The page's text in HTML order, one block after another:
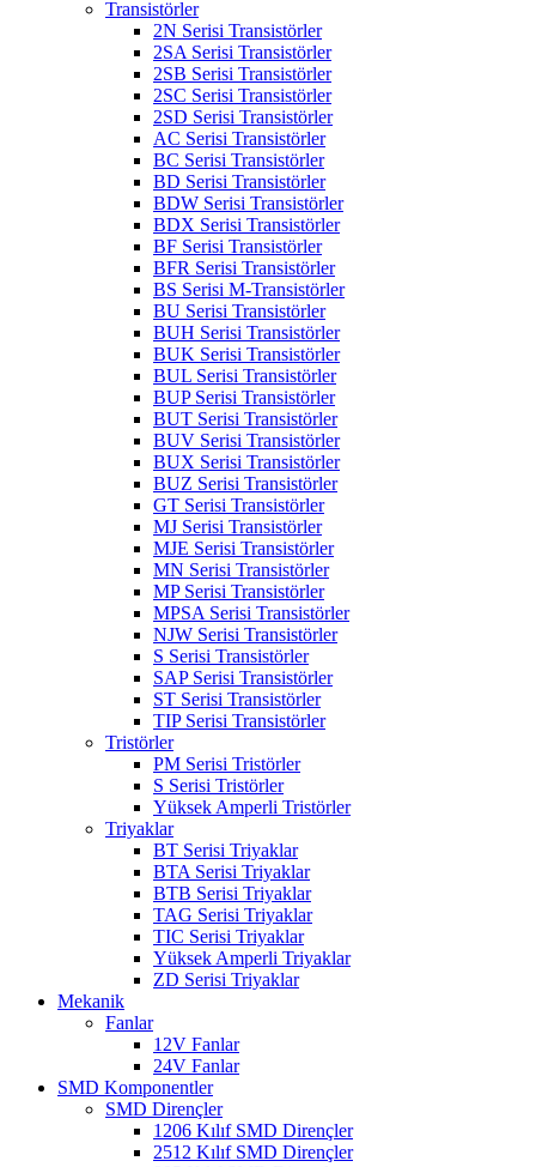
Transistörler
2N Serisi Transistörler
2SA Serisi Transistörler
2SB Serisi Transistörler
2SC Serisi Transistörler
2SD Serisi Transistörler
AC Serisi Transistörler
BC Serisi Transistörler
BD Serisi Transistörler
BDW Serisi Transistörler
BDX Serisi Transistörler
BF Serisi Transistörler
BFR Serisi Transistörler
BS Serisi M-Transistörler
BU Serisi Transistörler
BUH Serisi Transistörler
BUK Serisi Transistörler
BUL Serisi Transistörler
BUP Serisi Transistörler
BUT Serisi Transistörler
BUV Serisi Transistörler
BUX Serisi Transistörler
BUZ Serisi Transistörler
GT Serisi Transistörler
MJ Serisi Transistörler
MJE Serisi Transistörler
MN Serisi Transistörler
MP Serisi Transistörler
MPSA Serisi Transistörler
NJW Serisi Transistörler
S Serisi Transistörler
SAP Serisi Transistörler
ST Serisi Transistörler
TIP Serisi Transistörler
Tristörler
PM Serisi Tristörler
S Serisi Tristörler
Yüksek Amperli Tristörler
Triyaklar
BT Serisi Triyaklar
BTA Serisi Triyaklar
BTB Serisi Triyaklar
TAG Serisi Triyaklar
TIC Serisi Triyaklar
Yüksek Amperli Triyaklar
ZD Serisi Triyaklar
Mekanik
Fanlar
12V Fanlar
24V Fanlar
SMD Komponentler
SMD Dirençler
1206 Kılıf SMD Dirençler
2512 Kılıf SMD Dirençler